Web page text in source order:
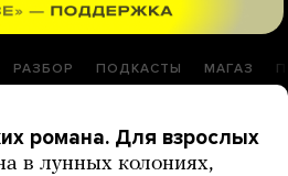
РАЗБОР ПОДКАСТЫ МАГАЗ
романа. Для взрослых
в лунных колониях,